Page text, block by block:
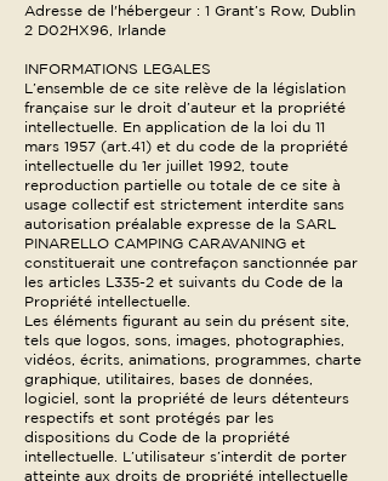
Adresse de l'hébergeur : 1 Grant’s Row, Dublin
2 D02HX96, Irlande
INFORMATIONS LEGALES
L’ensemble de ce site relève de la législation
française sur le droit d’auteur et la propriété
intellectuelle. En application de la loi du 11
mars 1957 (art.41) et du code de la propriété
intellectuelle du 1er juillet 1992, toute
reproduction partielle ou totale de ce site à
usage collectif est strictement interdite sans
autorisation préalable expresse de la SARL
PINARELLO CAMPING CARAVANING et
constituerait une contrefaçon sanctionnée par
les articles L335-2 et suivants du Code de la
Propriété intellectuelle.
Les éléments figurant au sein du présent site,
tels que logos, sons, images, photographies,
vidéos, écrits, animations, programmes, charte
graphique, utilitaires, bases de données,
logiciel, sont la propriété de leurs détenteurs
respectifs et sont protégés par les
dispositions du Code de la propriété
intellectuelle. L’utilisateur s’interdit de porter
atteinte aux droits de propriété intellectuelle